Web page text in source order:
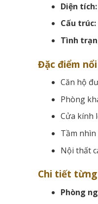
Diện tích:
Cấu trúc:
Tình
Đặc điểm
Căn hộ
Phòng
Cửa kính
Tầm
Nội thất
Chi tiết
Phòng